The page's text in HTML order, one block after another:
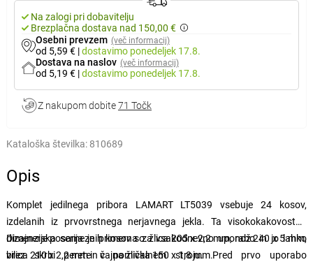
Na zalogi pri dobavitelju
Brezplačna dostava nad 150,00 €
Osebni prevzem (več informacij)
od 5,59 € |dostavimo ponedeljek 17.8.
Dostava na naslov (več informacij)
od 5,19 € |dostavimo ponedeljek 17.8.
Z nakupom dobite71 Točk
Kataloška številka: 810689
Opis
Komplet jedilnega pribora LAMART LT5039 vsebuje 24 kosov,
izdelanih iz prvovrstnega nerjavnega jekla. Ta visokokakovostna
dizajnerska serija je primerna za vsakodnevno uporabo in jo lahko
brez skrbi perete v pomivalnem stroju. Pred prvo uporabo
Dimenzije posameznih kosov so: žlica 205 x 2,2 mm, nož 240 x 5 mm,
vilica 210 x 2,2 mm in čajna žlička 150 x 1,8 mm.